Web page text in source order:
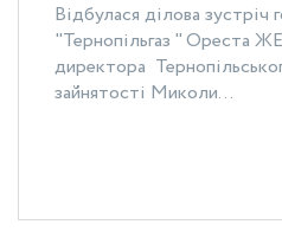
Відбулася ділова зустріч
"Тернопільгаз " Ореста
директора
зайнятості Миколи...